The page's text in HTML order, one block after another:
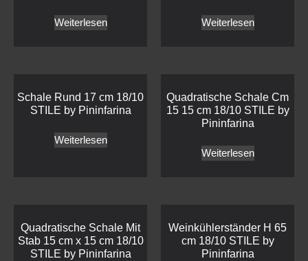
Weiterlesen Weiterlesen
Schale Rund 17 cm 18/10
STILE by Pininfarina
Weiterlesen
Quadratische Schale Cm
15 15 cm 18/10 STILE by
Pininfarina
Weiterlesen
Quadratische Schale Mit
Stab 15 cm x 15 cm 18/10
STILE by Pininfarina
Weinkühlerständer H 65
cm 18/10 STILE by
Pininfarina